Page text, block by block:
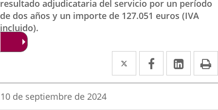
resultado adjudicataria del servicio por un período
de dos años y un importe de 127.051 euros (IVA
incluido).
Twitter
Enlace
a
Facebook
Enlace
a
Enlace
a
Fecha
10 de septiembre de 2024